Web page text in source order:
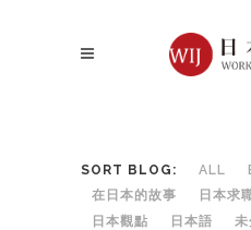
SORT BLOG: ALL
在日本的故事
日本求
日本觀點
日本語 未